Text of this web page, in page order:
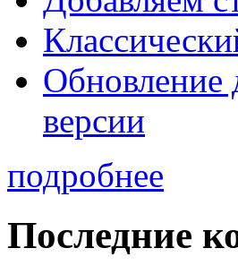
Обновление
версии
подробнее
Последние